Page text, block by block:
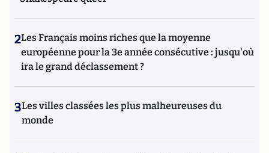
2Les Français moins riches que la moyenne
européenne pour la 3e année consécutive : jusqu'où
ira le grand déclassement ?
3Les villes classées les plus malheureuses du
monde